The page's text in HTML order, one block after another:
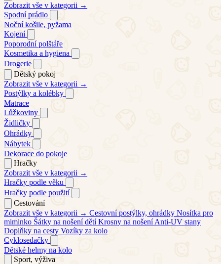
Zobrazit vše v kategorii →
Spodní prádlo
Noční košile, pyžama
Kojení
Poporodní polštáře
Kosmetika a hygiena
Drogerie
Dětský pokoj
Zobrazit vše v kategorii →
Postýlky a kolébky
Matrace
Lůžkoviny
Židličky
Ohrádky
Nábytek
Dekorace do pokoje
Hračky
Zobrazit vše v kategorii →
Hračky podle věku
Hračky podle použití
Cestování
Zobrazit vše v kategorii → Cestovní postýlky, ohrádky Nosítka pro
miminko Šátky na nošení dětí Krosny na nošení Anti-UV stany
Doplňky na cesty Vozíky za kolo
Cyklosedačky
Dětské helmy na kolo
Sport, výživa